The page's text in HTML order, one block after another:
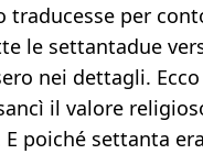
traducesse per
le settantadue
nei dettagli.
il valore
E poiché settanta